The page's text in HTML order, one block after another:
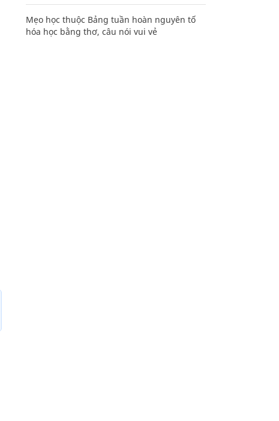
Mẹo học thuộc Bảng tuần hoàn nguyên tố
hóa học bằng thơ, câu nói vui vẻ